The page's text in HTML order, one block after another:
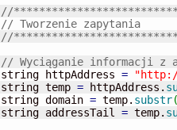
//
//
// Wyciąganie informacji z
	string httpAddress
=
	string temp
= httpAddress.
	string domain
= temp. substr(
	string addressTail
= temp.